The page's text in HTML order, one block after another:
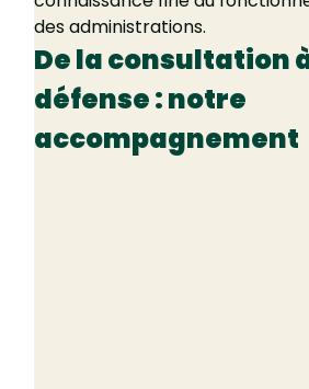
des administrations.
De la consultation
défense : notre
accompagnement